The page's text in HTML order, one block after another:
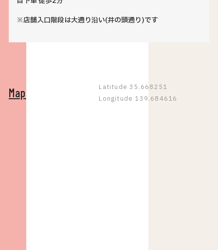
※店舗入口階段は大通り沿い(井の頭通り)です
Map
Latitude 35.668251
Longitude 139.684616